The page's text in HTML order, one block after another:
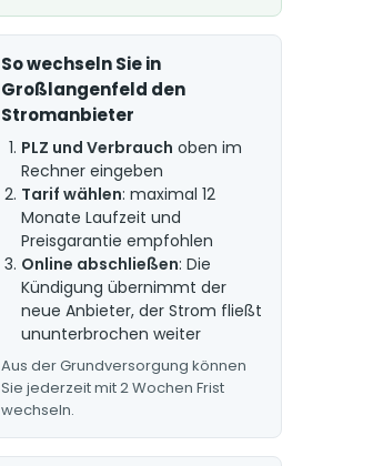
So wechseln Sie in
Großlangenfeld den
Stromanbieter
PLZ und Verbrauch oben im
Rechner eingeben
Tarif wählen: maximal 12
Monate Laufzeit und
Preisgarantie empfohlen
Online abschließen: Die
Kündigung übernimmt der
neue Anbieter, der Strom fließt
ununterbrochen weiter
Aus der Grundversorgung können
Sie jederzeit mit 2 Wochen Frist
wechseln.